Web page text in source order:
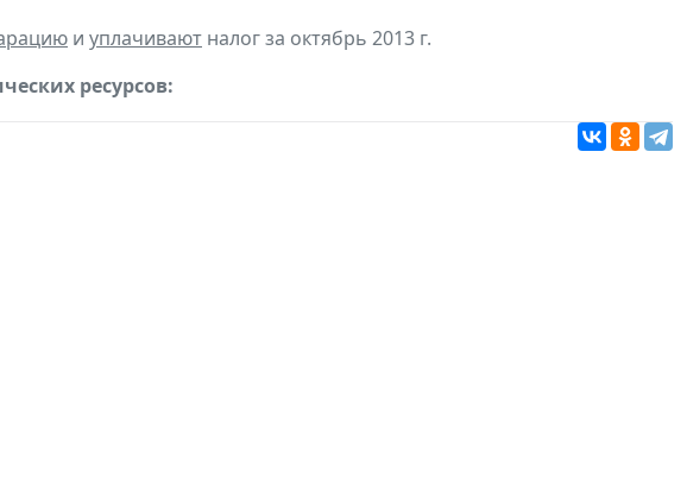
и уплачивают налог за октябрь 2013 г.
ресурсов: